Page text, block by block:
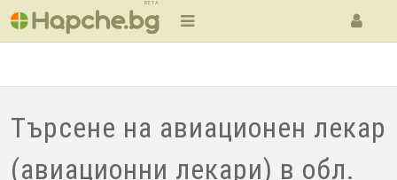
BETA
Търсене на авиационен лекар
(авиационни лекари) в обл.